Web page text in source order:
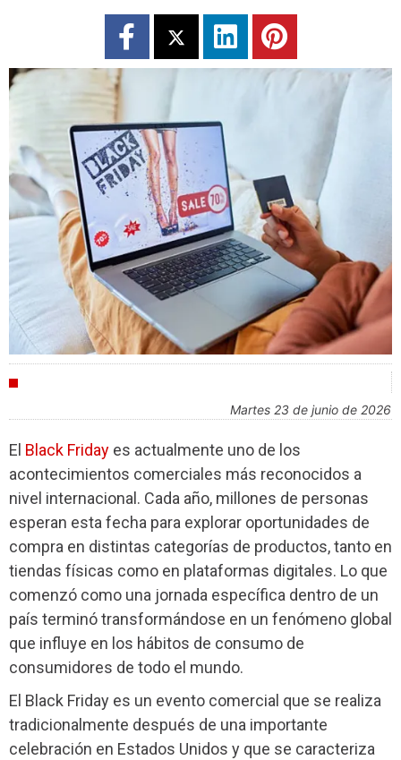
martes 23 de junio de 2026
El Black Friday es actualmente uno de los
acontecimientos comerciales más reconocidos a
nivel internacional. Cada año, millones de personas
esperan esta fecha para explorar oportunidades de
compra en distintas categorías de productos, tanto en
tiendas físicas como en plataformas digitales. Lo que
comenzó como una jornada específica dentro de un
país terminó transformándose en un fenómeno global
que influye en los hábitos de consumo de
consumidores de todo el mundo.
El Black Friday es un evento comercial que se realiza
tradicionalmente después de una importante
celebración en Estados Unidos y que se caracteriza